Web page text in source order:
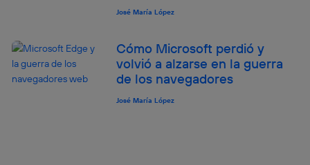
José María López
Cómo Microsoft perdió y
volvió a alzarse en la guerra
de los navegadores
José María López